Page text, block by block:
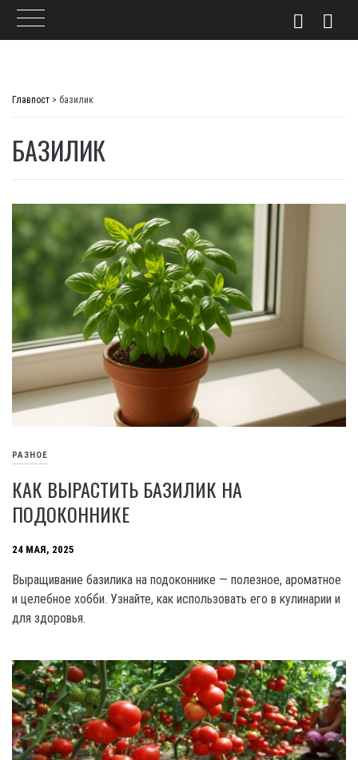
Главпост > базилик
БАЗИЛИК
РАЗНОЕ
КАК ВЫРАСТИТЬ БАЗИЛИК НА
ПОДОКОННИКЕ
24 МАЯ, 2025
Выращивание базилика на подоконнике — полезное, ароматное
и целебное хобби. Узнайте, как использовать его в кулинарии и
для здоровья.